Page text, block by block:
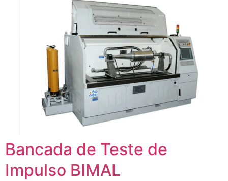
Bancada de Teste de
Impulso BIMAL